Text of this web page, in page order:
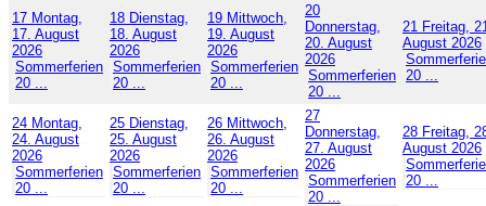
17 Montag,
17. August
2026
Sommerferien
20 ...
18 Dienstag,
18. August
2026
Sommerferien
20 ...
19 Mittwoch,
19. August
2026
Sommerferien
20 ...
20
Donnerstag,
20. August
2026
Sommerferien
20 ...
21 Freitag,
August 2026
20 ...
24 Montag,
24. August
2026
Sommerferien
20 ...
25 Dienstag,
25. August
2026
Sommerferien
20 ...
26 Mittwoch,
26. August
2026
Sommerferien
20 ...
27
Donnerstag,
27. August
2026
Sommerferien
20 ...
28 Freitag,
August 2026
20 ...